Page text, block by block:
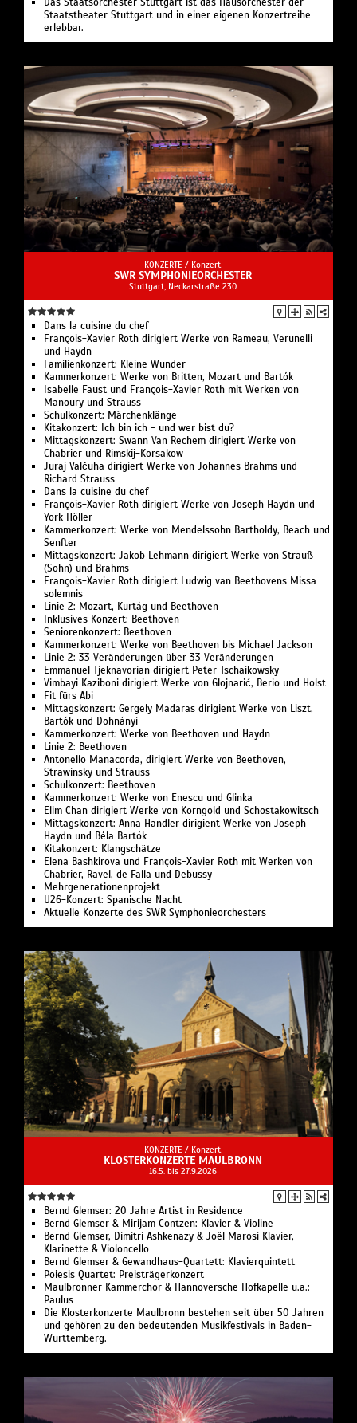
Das Staatsorchester Stuttgart ist das Hausorchester der
Staatstheater Stuttgart und in einer eigenen Konzertreihe
erlebbar.
KONZERTE / Konzert
SWR SYMPHONIEORCHESTER
Stuttgart, Neckarstraße 230
Dans la cuisine du chef
François-Xavier Roth dirigiert Werke von Rameau, Verunelli
und Haydn
Familienkonzert: Kleine Wunder
Kammerkonzert: Werke von Britten, Mozart und Bartók
Isabelle Faust und François-Xavier Roth mit Werken von
Manoury und Strauss
Schulkonzert: Märchenklänge
Kitakonzert: Ich bin ich - und wer bist du?
Mittagskonzert: Swann Van Rechem dirigiert Werke von
Chabrier und Rimskij-Korsakow
Juraj Valčuha dirigiert Werke von Johannes Brahms und
Richard Strauss
Dans la cuisine du chef
François-Xavier Roth dirigiert Werke von Joseph Haydn und
York Höller
Kammerkonzert: Werke von Mendelssohn Bartholdy, Beach und
Senfter
Mittagskonzert: Jakob Lehmann dirigiert Werke von Strauß
(Sohn) und Brahms
François-Xavier Roth dirigiert Ludwig van Beethovens Missa
solemnis
Linie 2: Mozart, Kurtág und Beethoven
Inklusives Konzert: Beethoven
Seniorenkonzert: Beethoven
Kammerkonzert: Werke von Beethoven bis Michael Jackson
Linie 2: 33 Veränderungen über 33 Veränderungen
Emmanuel Tjeknavorian dirigiert Peter Tschaikowsky
Vimbayi Kaziboni dirigiert Werke von Glojnarić, Berio und Holst
Fit fürs Abi
Mittagskonzert: Gergely Madaras dirigient Werke von Liszt,
Bartók und Dohnányi
Kammerkonzert: Werke von Beethoven und Haydn
Linie 2: Beethoven
Antonello Manacorda, dirigiert Werke von Beethoven,
Strawinsky und Strauss
Schulkonzert: Beethoven
Kammerkonzert: Werke von Enescu und Glinka
Elim Chan dirigiert Werke von Korngold und Schostakowitsch
Mittagskonzert: Anna Handler dirigient Werke von Joseph
Haydn und Béla Bartók
Kitakonzert: Klangschätze
Elena Bashkirova und François-Xavier Roth mit Werken von
Chabrier, Ravel, de Falla und Debussy
Mehrgenerationenprojekt
U26-Konzert: Spanische Nacht
Aktuelle Konzerte des SWR Symphonieorchesters
KONZERTE / Konzert
KLOSTERKONZERTE MAULBRONN
16.5. bis 27.9.2026
Bernd Glemser: 20 Jahre Artist in Residence
Bernd Glemser & Mirijam Contzen: Klavier & Violine
Bernd Glemser, Dimitri Ashkenazy & Joël Marosi Klavier,
Klarinette & Violoncello
Bernd Glemser & Gewandhaus-Quartett: Klavierquintett
Poiesis Quartet: Preisträgerkonzert
Maulbronner Kammerchor & Hannoversche Hofkapelle u.a.:
Paulus
Die Klosterkonzerte Maulbronn bestehen seit über 50 Jahren
und gehören zu den bedeutenden Musikfestivals in Baden-
Württemberg.